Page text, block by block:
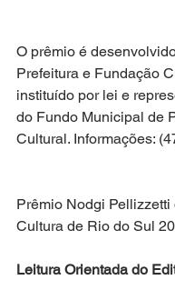
O prêmio é
Prefeitura e Fundação
instituído por lei e
do Fundo Municipal de
Cultural. Informações:
Prêmio Nodgi Pellizzetti
Cultura de Rio do Sul
Leitura Orientada do